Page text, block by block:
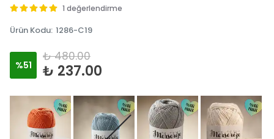
1 değerlendirme
Ürün Kodu: 1286-C19
%51
₺ 480.00
₺ 237.00